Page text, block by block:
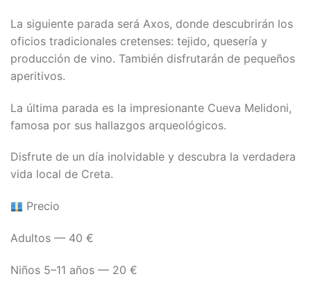
La siguiente parada será Axos, donde descubrirán los
oficios tradicionales cretenses: tejido, quesería y
producción de vino. También disfrutarán de pequeños
aperitivos.
La última parada es la impresionante Cueva Melidoni,
famosa por sus hallazgos arqueológicos.
Disfrute de un día inolvidable y descubra la verdadera
vida local de Creta.
Precio
Adultos — 40 €
Niños 5–11 años — 20 €